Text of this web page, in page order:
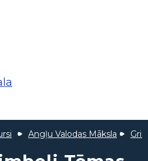
Angļu Valodas Māksla